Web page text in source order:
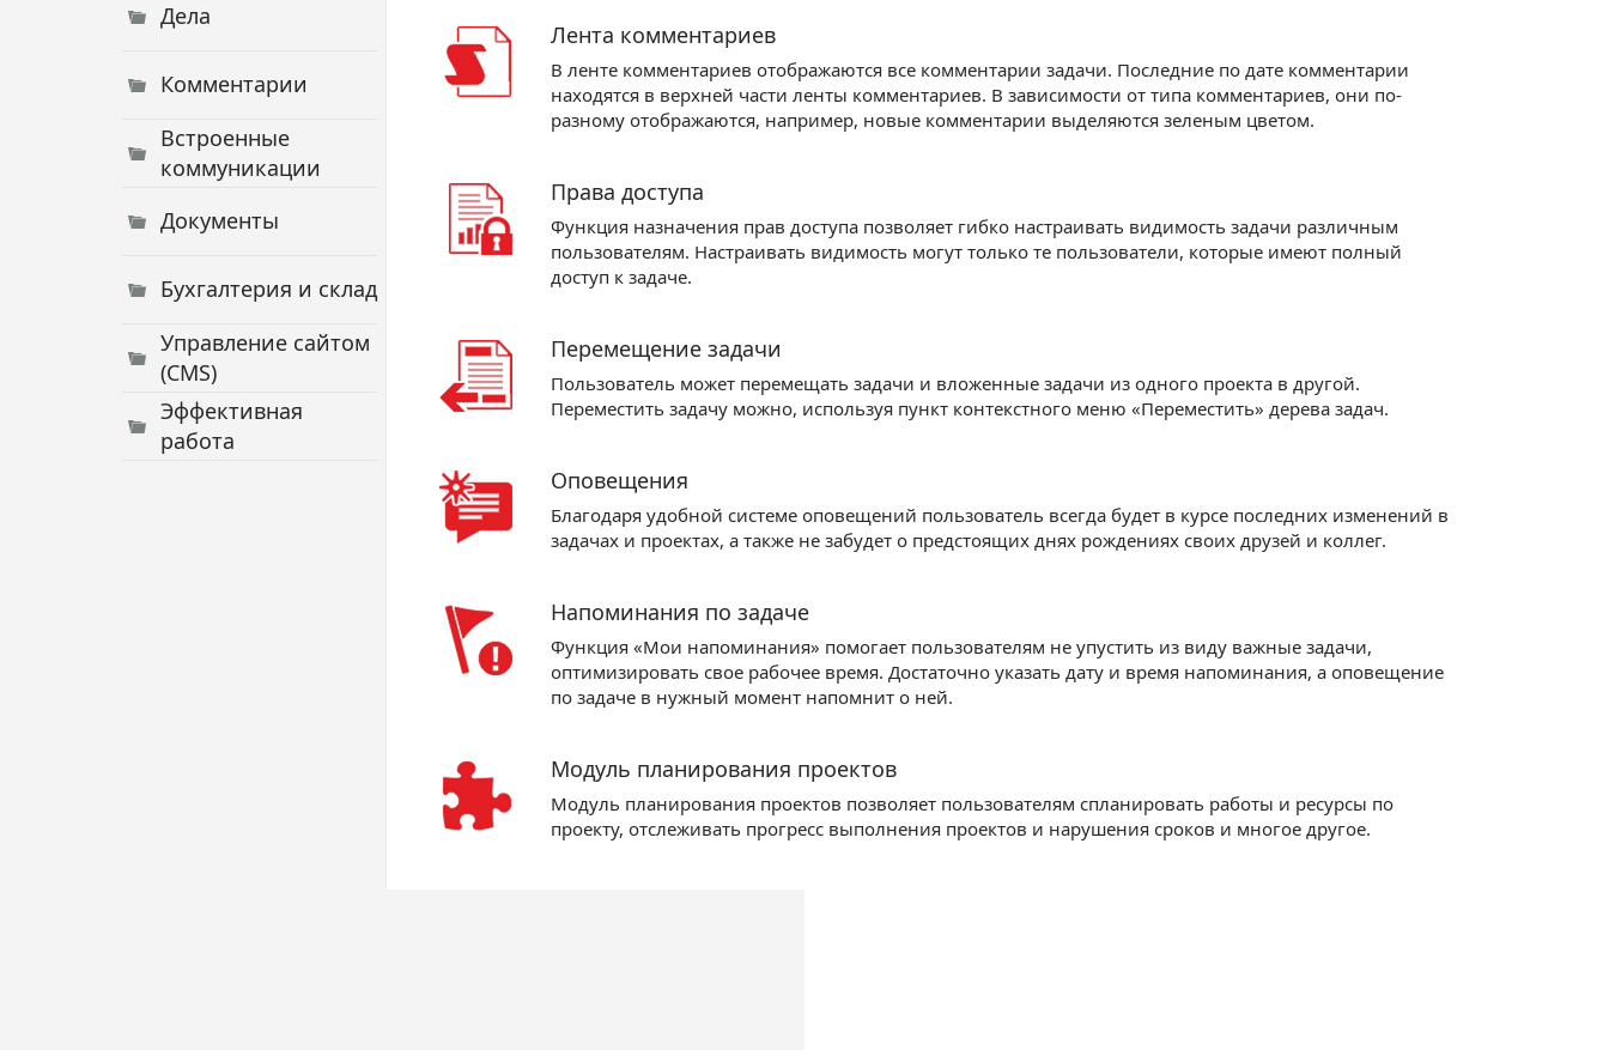
Дела
Комментарии
Встроенные
коммуникации
Документы
Бухгалтерия и склад
Управление сайтом
(CMS)
Эффективная
работа
Лента комментариев
В ленте комментариев отображаются все комментарии задачи. Последние по дате комментарии
находятся в верхней части ленты комментариев. В зависимости от типа комментариев, они по-
разному отображаются, например, новые комментарии выделяются зеленым цветом.
Права доступа
Функция назначения прав доступа позволяет гибко настраивать видимость задачи различным
пользователям. Настраивать видимость могут только те пользователи, которые имеют полный
доступ к задаче.
Перемещение задачи
Пользователь может перемещать задачи и вложенные задачи из одного проекта в другой.
Переместить задачу можно, используя пункт контекстного меню «Переместить» дерева задач.
Оповещения
Благодаря удобной системе оповещений пользователь всегда будет в курсе последних изменений в
задачах и проектах, а также не забудет о предстоящих днях рождениях своих друзей и коллег.
Напоминания по задаче
Функция «Мои напоминания» помогает пользователям не упустить из виду важные задачи,
оптимизировать свое рабочее время. Достаточно указать дату и время напоминания, а оповещение
по задаче в нужный момент напомнит о ней.
Модуль планирования проектов
Модуль планирования проектов позволяет пользователям спланировать работы и ресурсы по
проекту, отслеживать прогресс выполнения проектов и нарушения сроков и многое другое.